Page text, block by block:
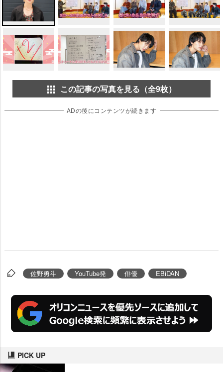
この記事の写真を見る（全9枚）
ADの後にコンテンツが続きます
佐野勇斗 YouTube発 俳優 EBiDAN
PICK UP